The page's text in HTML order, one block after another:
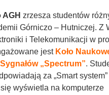
AGH zrzesza studentów
Górniczo – Hutniczej. Z
i Telekomunikacji w
jest Koło
„Spectrum”.
za „Smart
wyświetla na komputerze